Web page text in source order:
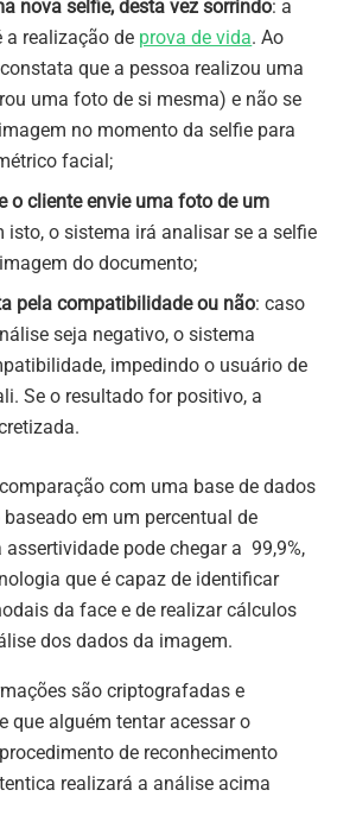
nova selfie, desta vez sorrindo: a
realização de prova de vida. Ao
que a pessoa realizou uma
uma foto de si mesma) e não se
no momento da selfie para
facial;
o cliente envie uma foto de um
isto, o sistema irá analisar se a selfie
do documento;
pela compatibilidade ou não: caso
seja negativo, o sistema
impedindo o usuário de
Se o resultado for positivo, a
com uma base de dados
em um percentual de
pode chegar a 99,9%,
que é capaz de identificar
da face e de realizar cálculos
dos dados da imagem.
são criptografadas e
que alguém tentar acessar o
de reconhecimento
realizará a análise acima